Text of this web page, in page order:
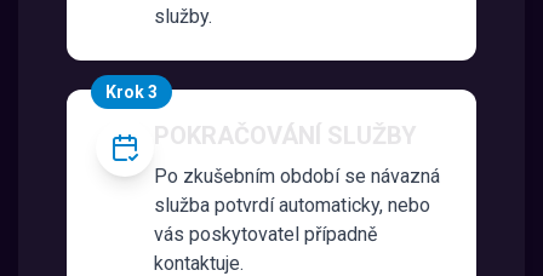
služby.
Krok 3
POKRAČOVÁNÍ SLUŽBY
Po zkušebním období se návazná
služba potvrdí automaticky, nebo
vás poskytovatel případně
kontaktuje.